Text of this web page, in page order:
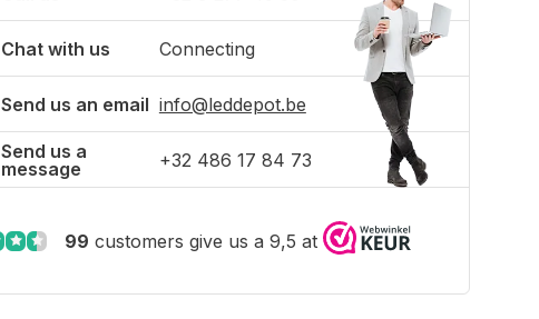
Chat with us Connecting
Send us an email info@leddepot.be
Send us a
message
+32 486 17 84 73
99 customers give us a 9,5 at